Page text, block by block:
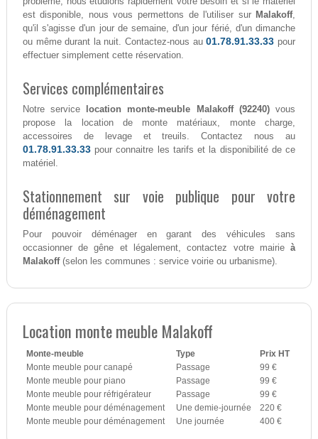
est disponible, nous vous permettons de l'utiliser sur Malakoff,
qu'il s'agisse d'un jour de semaine, d'un jour férié, d'un dimanche
ou même durant la nuit. Contactez-nous au01.78.91.33.33 pour
effectuer simplement cette réservation.
Services complémentaires
Notre service location monte-meuble Malakoff (92240)vous
propose la location de monte matériaux, monte charge,
accessoires de levage et treuils. Contactez nous au
01.78.91.33.33 pour connaitre les tarifs et la disponibilité de ce
matériel.
Stationnement sur voie publique pour votre
déménagement
Pour pouvoir déménager en garant des véhicules sans
occasionner de gêne et légalement, contactez votre mairieà
Malakoff(selon les communes : service voirie ou urbanisme).
Location monte meuble Malakoff
Monte-meuble Type
Prix HT
Monte meuble pour canapé
Passage
99 €
Monte meuble pour piano
Passage
99 €
Monte meuble pour réfrigérateur
Passage
99 €
Monte meuble pour déménagement
Une demie-journée
220 €
Monte meuble pour déménagement
Une journée 400 €